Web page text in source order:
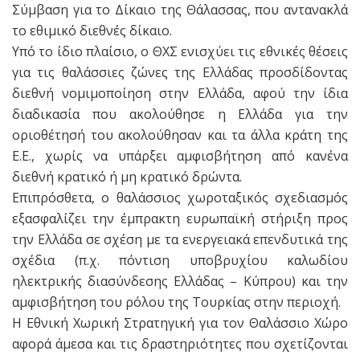
Σύμβαση για το Δίκαιο της Θάλασσας, που αντανακλά
το εθιμικό διεθνές δίκαιο.
Υπό το ίδιο πλαίσιο, ο ΘΧΣ ενισχύει τις εθνικές θέσεις
για τις θαλάσσιες ζώνες της Ελλάδας προσδίδοντας
διεθνή νομιμοποίηση στην Ελλάδα, αφού την ίδια
διαδικασία που ακολούθησε η Ελλάδα για την
οριοθέτησή του ακολούθησαν και τα άλλα κράτη της
Ε.Ε., χωρίς να υπάρξει αμφισβήτηση από κανένα
διεθνή κρατικό ή μη κρατικό δρώντα.
Επιπρόσθετα, ο θαλάσσιος χωροταξικός σχεδιασμός
εξασφαλίζει την έμπρακτη ευρωπαϊκή στήριξη προς
την Ελλάδα σε σχέση με τα ενεργειακά επενδυτικά της
σχέδια (π.χ. πόντιση υποβρυχίου καλωδίου
ηλεκτρικής διασύνδεσης Ελλάδας – Κύπρου) και την
αμφισβήτηση του ρόλου της Τουρκίας στην περιοχή.
Η Εθνική Χωρική Στρατηγική για τον Θαλάσσιο Χώρο
αφορά άμεσα και τις δραστηριότητες που σχετίζονται